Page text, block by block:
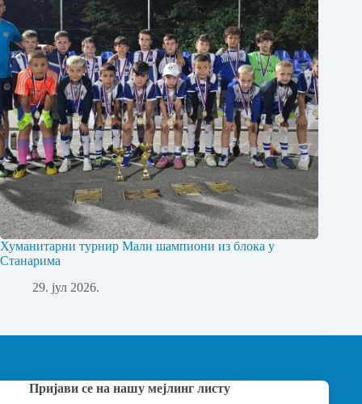
Хуманитарни турнир Мали шампиони из блока у
Станарима
29. јул 2026.
Пријави се на нашу мејлинг листу